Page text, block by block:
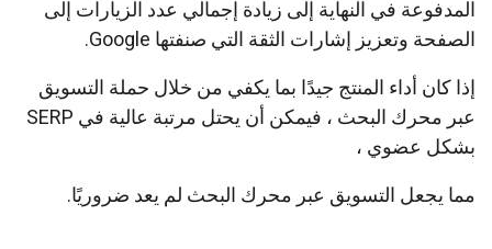
المدفوعة في النهاية إلى زيادة إجمالي عدد الزيارات إلى
الصفحة وتعزيز إشارات الثقة التي صنفتها Google.
إذا كان أداء المنتج جيدًا بما يكفي من خلال حملة التسويق
عبر محرك البحث ، فيمكن أن يحتل مرتبة عالية في SERP
بشكل عضوي ،
مما يجعل التسويق عبر محرك البحث لم يعد ضروريًا.